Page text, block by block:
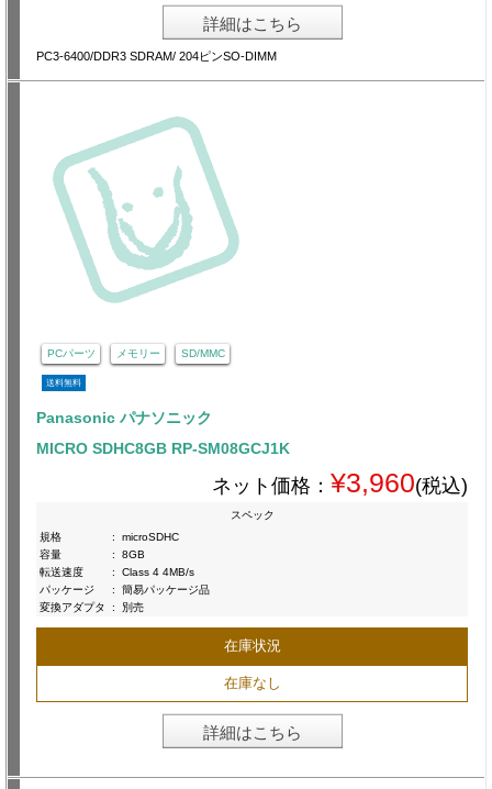
詳細はこちら
PC3-6400/DDR3 SDRAM/ 204ピンSO-DIMM
PCパーツ メモリー SD/MMC
送料無料
Panasonic パナソニック
MICRO SDHC8GB RP-SM08GCJ1K
ネット価格： ¥3,960(税込)
スペック
規格
:
microSDHC
容量
:
8GB
転送速度
:
Class 4 4MB/s
パッケージ
:
簡易パッケージ品
変換アダプタ
: 別売
在庫状況
在庫なし
詳細はこちら